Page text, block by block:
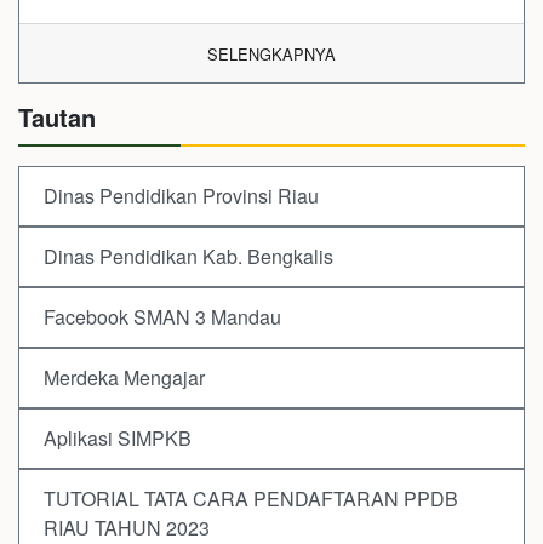
SELENGKAPNYA
Tautan
Dinas Pendidikan Provinsi Riau
Dinas Pendidikan Kab. Bengkalis
Facebook SMAN 3 Mandau
Merdeka Mengajar
Aplikasi SIMPKB
TUTORIAL TATA CARA PENDAFTARAN PPDB
RIAU TAHUN 2023